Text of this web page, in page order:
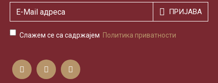
ПРИЈАВА
Слажем се са садржајем Политика приватности